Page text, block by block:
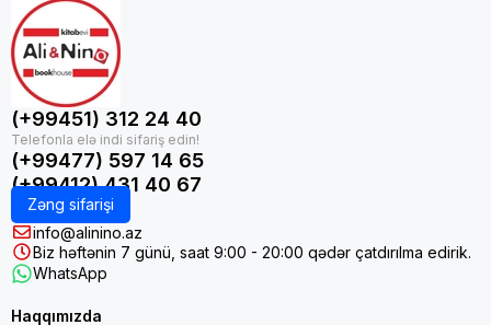
(+99451) 312 24 40
(+99477) 597 14 65
(+99412) 431 40 67
Zəng sifarişi
info@alinino.az
Biz həftənin 7 günü, saat 9:00 - 20:00 qədər çatdırılma edirik.
WhatsApp
Haqqımızda